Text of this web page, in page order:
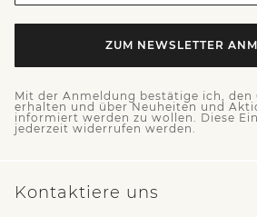
ZUM NEWSLETTER
Mit der Anmeldung bestätige ich, den
erhalten und über Neuheiten und
informiert werden zu wollen. Diese
jederzeit widerrufen werden.
Kontaktiere uns